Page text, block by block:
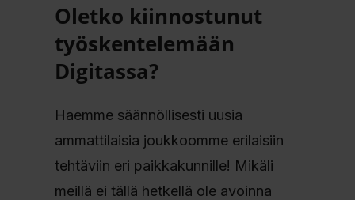
Oletko kiinnostunut
työskentelemään
Digitassa?
Haemme säännöllisesti uusia
ammattilaisia joukkoomme erilaisiin
tehtäviin eri paikkakunnille! Mikäli
meillä ei tällä hetkellä ole avoinna